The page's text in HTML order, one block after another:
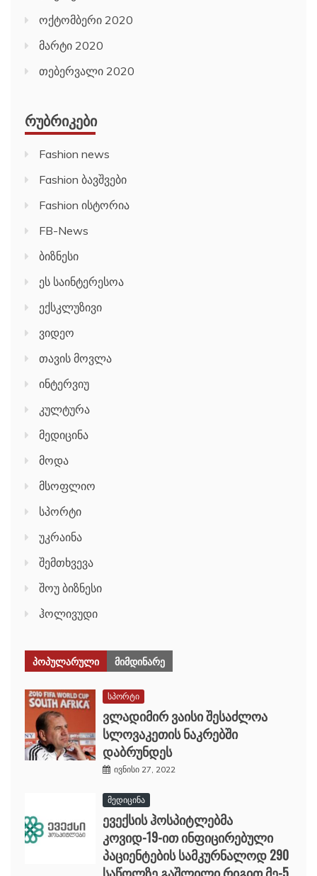
ოქტომბერი 2020
მარტი 2020
თებერვალი 2020
ᲠᲣᲑᲠᲘᲙᲔᲑᲘ
Fashion news
Fashion ბავშვები
Fashion ისტორია
FB-News
ბიზნესი
ეს საინტერესოა
ექსკლუზივი
ვიდეო
თავის მოვლა
ინტერვიუ
კულტურა
მედიცინა
მოდა
მსოფლიო
სპორტი
უკრაინა
შემთხვევა
შოუ ბიზნესი
ჰოლივუდი
ᲞᲝᲞᲣᲚᲐᲠᲣᲚᲘ ᲛᲘᲛᲓᲘᲜᲐᲠᲔ
სპორტი
ვლადიმირ ვაისი შესაძლოა
სლოვაკეთის ნაკრებში
დაბრუნდეს
ივნისი 27, 2022
მედიცინა
ევექსის ჰოსპიტლებმა
კოვიდ-19-ით ინფიცირებული
პაციენტების სამკურნალოდ 290
საწოლზე გაშლილი რიგით მე-5